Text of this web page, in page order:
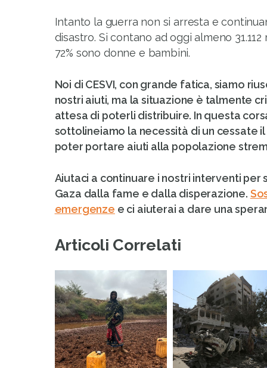
Intanto la guerra non si arresta e
disastro. Si contano ad oggi almeno
72% sono donne e bambini.
Noi di CESVI, con grande fatica, siamo
nostri aiuti, ma la situazione è talmente
attesa di poterli distribuire. In questa
sottolineiamo la necessità di un cessate
poter portare aiuti alla popolazione
Aiutaci a continuare i nostri interventi per
Gaza dalla fame e dalla disperazione.
emergenze e ci aiuterai a dare una
Articoli Correlati